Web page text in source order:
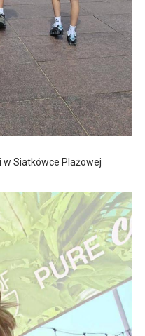
Siatkówce Plażowej